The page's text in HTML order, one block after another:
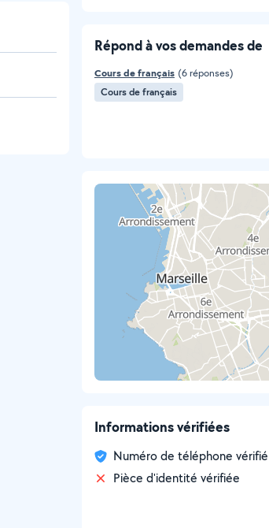
Répond à vos demandes de
Cours de français (6 réponses)
Cours de français
Informations vérifiées
Numéro de téléphone vérifié
Pièce d'identité vérifiée